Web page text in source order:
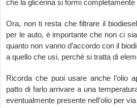
che la glicerina si formi completamente
Ora, non ti resta che filtrare il
per le auto, è importante che non ci
quanto non vanno d’accordo con il
a quello che usi, perché si tratta di
Ricorda che puoi usare anche l’olio
patto di farlo arrivare a una
eventualmente presente nell’olio per